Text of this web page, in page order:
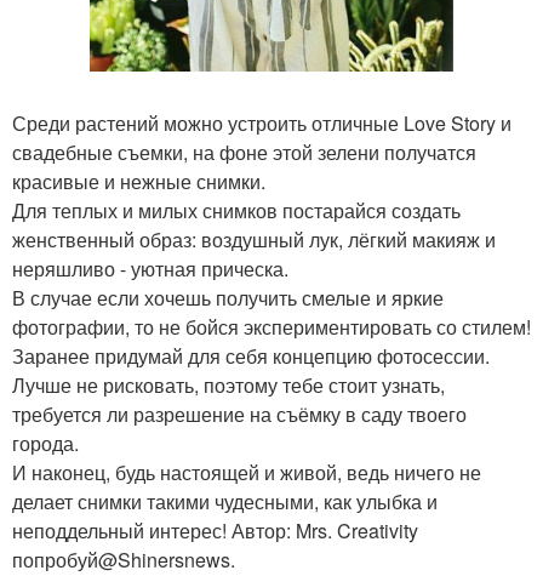
Среди растений можно устроить отличные Love Story и
свадебные съемки, на фоне этой зелени получатся
красивые и нежные снимки.
Для теплых и милых снимков постарайся создать
женственный образ: воздушный лук, лёгкий макияж и
неряшливо - уютная прическа.
В случае если хочешь получить смелые и яркие
фотографии, то не бойся экспериментировать со стилем!
Заранее придумай для себя концепцию фотосессии.
Лучше не рисковать, поэтому тебе стоит узнать,
требуется ли разрешение на съёмку в саду твоего
города.
И наконец, будь настоящей и живой, ведь ничего не
делает снимки такими чудесными, как улыбка и
неподдельный интерес! Автор: Mrs. Creativity
попробуй@Shinersnews.